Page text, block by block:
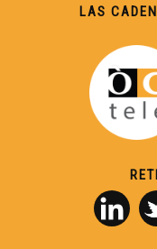
LAS